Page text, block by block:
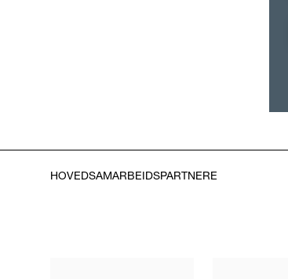
HOVEDSAMARBEIDSPARTNERE